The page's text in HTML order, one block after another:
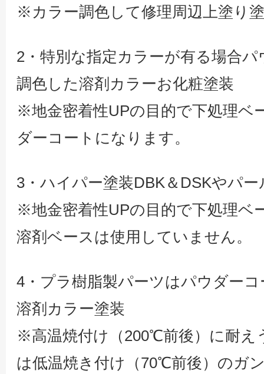
※カラー調色して修理周辺上塗り
2・特別な指定カラーが有る場合
調色した溶剤カラーお化粧塗装
※地金密着性UPの目的で下処理ベ
ダーコートになります。
3・ハイパー塗装DBK＆DSKやパ
※地金密着性UPの目的で下処理ベ
溶剤ベースは使用していません。
4・プラ樹脂製パーツはパウダー
溶剤カラー塗装
※高温焼付け（200℃前後）に耐え
は低温焼き付け（70℃前後）のガ